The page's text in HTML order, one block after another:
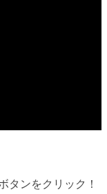
タンをクリック！